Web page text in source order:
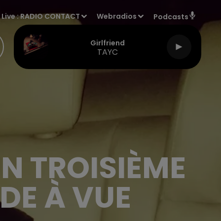
Live :RADIO CONTACT Webradios Podcasts
Girlfriend
TAYC
TROISIÈME
À VUE